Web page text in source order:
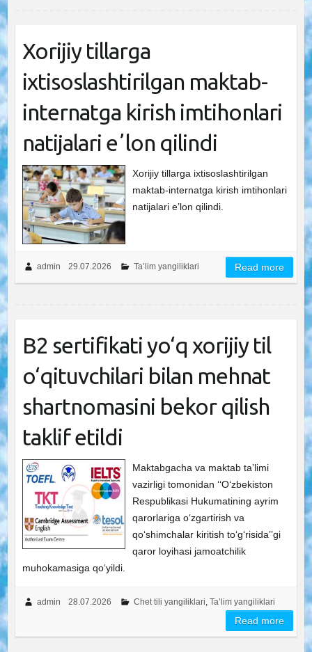
Xorijiy tillarga
ixtisoslashtirilgan maktab-
internatga kirish imtihonlari
natijalari eʼlon qilindi
Xorijiy tillarga ixtisoslashtirilgan
maktab-internatga kirish imtihonlari
natijalari eʼlon qilindi.
admin 29.07.2026 Ta’lim yangiliklari Read more
B2 sertifikati yo‘q xorijiy til
o‘qituvchilari bilan mehnat
shartnomasini bekor qilish
taklif etildi
Maktabgacha va maktab taʼlimi
vazirligi tomonidan ‘‘Oʻzbekiston
Respublikasi Hukumatining ayrim
qarorlariga oʻzgartirish va
qoʻshimchalar kiritish toʻgʻrisida’’gi
qaror loyihasi jamoatchilik
muhokamasiga qoʻyildi.
admin 28.07.2026 Chet tili yangiliklari, Ta’lim yangiliklari
Read more